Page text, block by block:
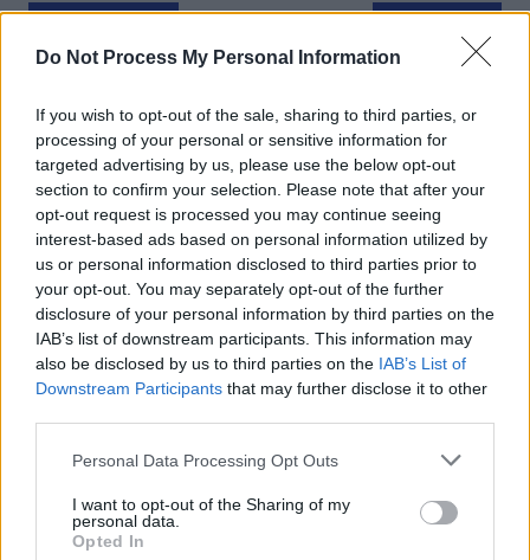
Do Not Process My Personal Information
If you wish to opt-out of the sale, sharing to third parties, or
processing of your personal or sensitive information for
targeted advertising by us, please use the below opt-out
section to confirm your selection. Please note that after your
opt-out request is processed you may continue seeing
interest-based ads based on personal information utilized by
us or personal information disclosed to third parties prior to
your opt-out. You may separately opt-out of the further
disclosure of your personal information by third parties on the
IAB’s list of downstream participants. This information may
also be disclosed by us to third parties on the IAB’s List of
Downstream Participants that may further disclose it to other
Personal Data Processing Opt Outs
I want to opt-out of the Sharing of my
personal data.
Opted In
Navigation
de
Actus Info
selon une étude européenne
Auto Pour Vous 5 août 2026